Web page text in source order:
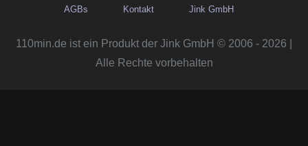
AGBs Kontakt Jink GmbH
110min.de ist ein Produkt der Jink GmbH © 2006 - 2026 |
Alle Rechte vorbehalten